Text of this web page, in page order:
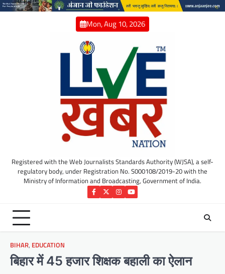
Skip
Mon, Aug 10, 2026
Registered with the Web Journalists Standards Authority (WJSA), a self-
regulatory body, under Registration No. S000108/2019-20 with the
Ministry of Information and Broadcasting, Government of India.
Facebook
TwitterInstagram
YouTube
BIHAR, EDUCATION
बिहार में 45 हजार शिक्षक बहाली का ऐलान